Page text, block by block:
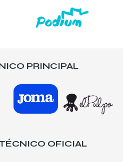
PRINCIPAL
OFICIAL